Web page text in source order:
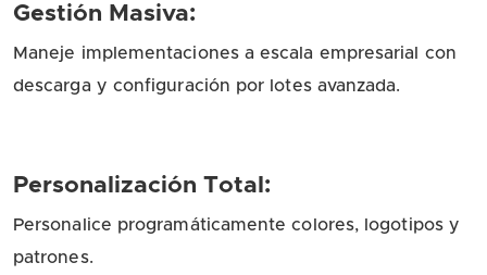
Gestión Masiva:
Maneje implementaciones a escala empresarial con
descarga y configuración por lotes avanzada.
Personalización Total:
Personalice programáticamente colores, logotipos y
patrones.